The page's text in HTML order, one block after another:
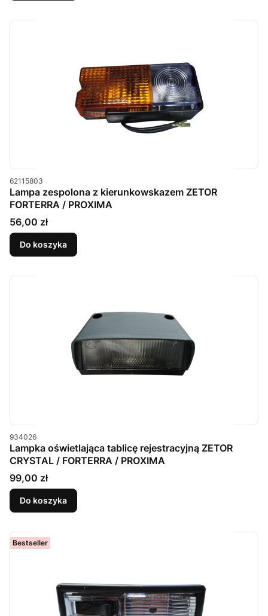
Kod produktu
62115803
Lampa zespolona z kierunkowskazem ZETOR
FORTERRA / PROXIMA
Cena
56,00 zł
Do koszyka
Kod produktu
934026
Lampka oświetlająca tablicę rejestracyjną ZETOR
CRYSTAL / FORTERRA / PROXIMA
Cena
99,00 zł
Do koszyka
Bestseller